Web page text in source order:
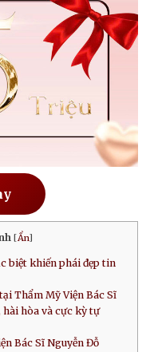
[Ẩn]
biệt khiến phái đẹp tin
Thẩm Mỹ Viện Bác Sĩ
hài hòa và cực kỳ tự
Bác Sĩ Nguyễn Đỗ